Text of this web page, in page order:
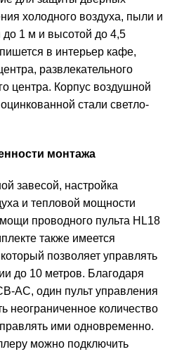
холодного воздуха, пыли и
1 м и высотой до 4,5
в интерьер кафе,
развлекательного
центра. Корпус воздушной
стали светло-
монтажа
завесой, настройка
и тепловой мощности
проводного пульта HL18
также имеется
позволяет управлять
до 10 метров. Благодаря
AC, один пульт управления
неограниченное количество
ими одновременно.
можно подключить